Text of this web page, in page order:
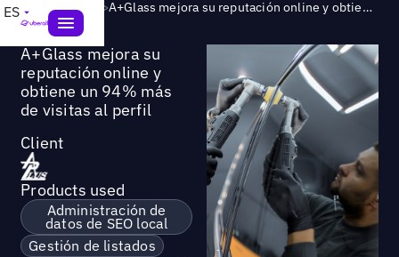
ES Success Story > A+Glass mejora su reputación online y obtiene un 94% más de visitas al perfil
A+Glass mejora su
reputación online y
obtiene un 94% más
de visitas al perfil
Client
Products used
Administración de
datos de SEO local
Gestión de listados